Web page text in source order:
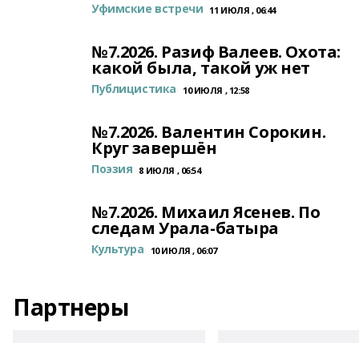
Уфимские встречи 11 ИЮЛЯ , 06:44
№7.2026. Разиф Валеев. Охота:
какой была, такой уж нет
Публицистика 10 ИЮЛЯ , 12:58
№7.2026. Валентин Сорокин.
Круг завершён
Поэзия 8 ИЮЛЯ , 06:54
№7.2026. Михаил Ясенев. По
следам Урала-батыра
Культура 10 ИЮЛЯ , 06:07
Партнеры